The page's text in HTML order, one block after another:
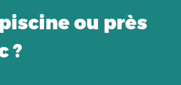
ou près
?